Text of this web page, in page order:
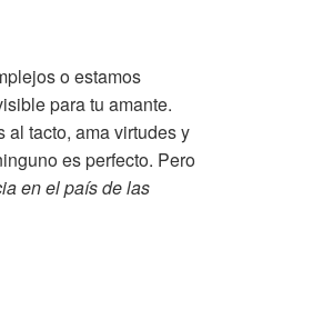
o estamos
para tu amante.
al tacto, ama virtudes y
es perfecto. Pero
en el país de las